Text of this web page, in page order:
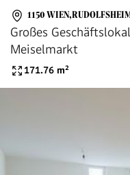
1150
Großes
Meiselmarkt
171.76 m²